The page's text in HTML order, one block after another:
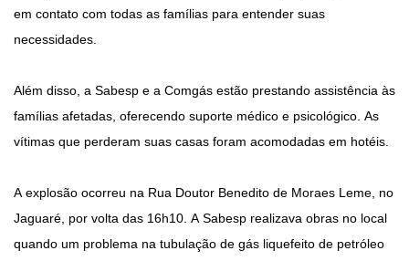
em contato com todas as famílias para entender suas
necessidades.
Além disso, a Sabesp e a Comgás estão prestando assistência às
famílias afetadas, oferecendo suporte médico e psicológico. As
vítimas que perderam suas casas foram acomodadas em hotéis.
A explosão ocorreu na Rua Doutor Benedito de Moraes Leme, no
Jaguaré, por volta das 16h10. A Sabesp realizava obras no local
quando um problema na tubulação de gás liquefeito de petróleo